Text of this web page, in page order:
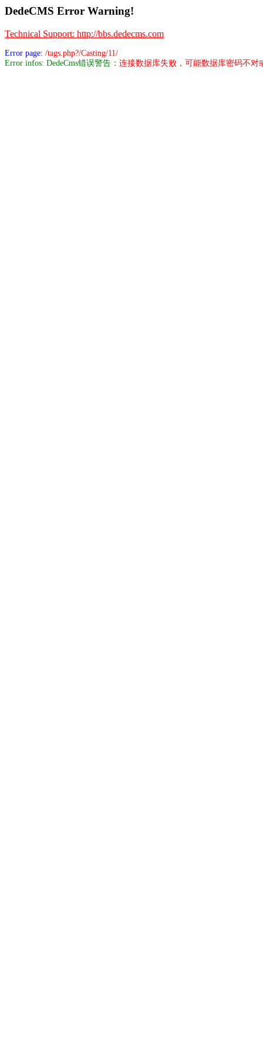
DedeCMS Error Warning!
Technical Support: http://bbs.dedecms.com
Error page: /tags.php?/Casting/11/
Error infos: DedeCms错误警告： 连接数据库失败，可能数据库密码不对